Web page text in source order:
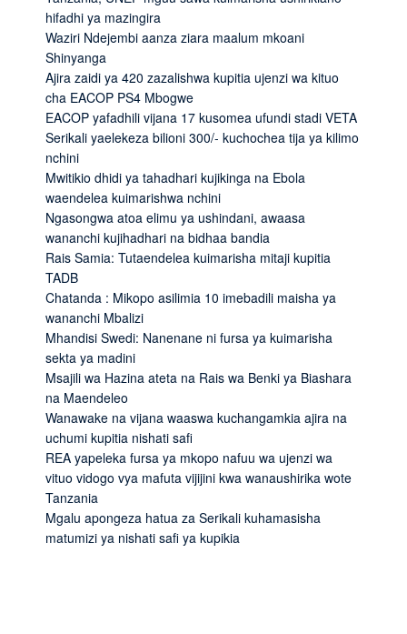
hifadhi ya mazingira
Waziri Ndejembi aanza ziara maalum mkoani
Shinyanga
Ajira zaidi ya 420 zazalishwa kupitia ujenzi wa kituo
cha EACOP PS4 Mbogwe
EACOP yafadhili vijana 17 kusomea ufundi stadi VETA
Serikali yaelekeza bilioni 300/- kuchochea tija ya kilimo
nchini
Mwitikio dhidi ya tahadhari kujikinga na Ebola
waendelea kuimarishwa nchini
Ngasongwa atoa elimu ya ushindani, awaasa
wananchi kujihadhari na bidhaa bandia
Rais Samia: Tutaendelea kuimarisha mitaji kupitia
TADB
Chatanda : Mikopo asilimia 10 imebadili maisha ya
wananchi Mbalizi
Mhandisi Swedi: Nanenane ni fursa ya kuimarisha
sekta ya madini
Msajili wa Hazina ateta na Rais wa Benki ya Biashara
na Maendeleo
Wanawake na vijana waaswa kuchangamkia ajira na
uchumi kupitia nishati safi
REA yapeleka fursa ya mkopo nafuu wa ujenzi wa
vituo vidogo vya mafuta vijijini kwa wanaushirika wote
Tanzania
Mgalu apongeza hatua za Serikali kuhamasisha
matumizi ya nishati safi ya kupikia